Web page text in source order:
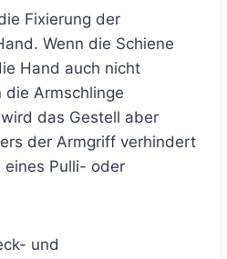
Fixierung der
Wenn die Schiene
Hand auch nicht
die Armschlinge
das Gestell aber
der Armgriff verhindert
eines Pulli- oder
und